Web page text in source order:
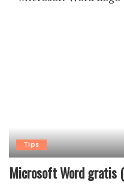
Tips
Microsoft Word gratis